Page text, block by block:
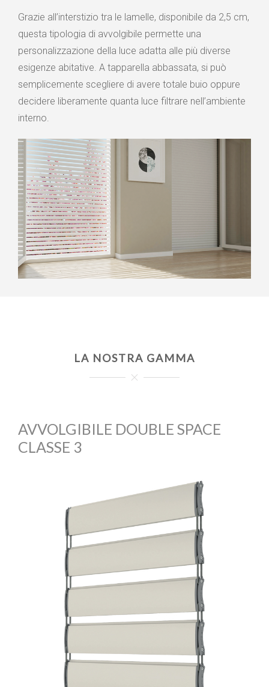
Grazie all’interstizio tra le lamelle, disponibile da 2,5 cm,
questa tipologia di avvolgibile permette una
personalizzazione della luce adatta alle più diverse
esigenze abitative. A tapparella abbassata, si può
semplicemente scegliere di avere totale buio oppure
decidere liberamente quanta luce filtrare nell’ambiente
interno.
LA NOSTRA GAMMA
AVVOLGIBILE DOUBLE SPACE
CLASSE 3